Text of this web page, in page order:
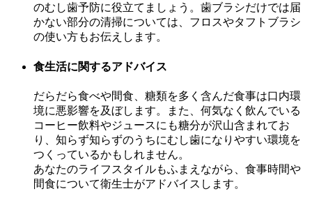
のむし歯予防に役立てましょう。歯ブラシだけでは届
かない部分の清掃については、フロスやタフトブラシ
の使い方もお伝えします。
食生活に関するアドバイス
だらだら食べや間食、糖類を多く含んだ食事は口内環
境に悪影響を及ぼします。また、何気なく飲んでいる
コーヒー飲料やジュースにも糖分が沢山含まれてお
り、知らず知らずのうちにむし歯になりやすい環境を
つくっているかもしれません。
あなたのライフスタイルもふまえながら、食事時間や
間食について衛生士がアドバイスします。